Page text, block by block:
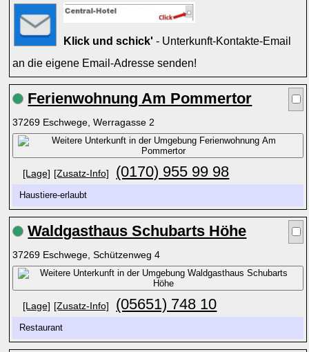
Klick und schick' - Unterkunft-Kontakte-Email
an die eigene Email-Adresse senden!
Ferienwohnung Am Pommertor
37269 Eschwege, Werragasse 2
[Lage] [Zusatz-Info] (0170) 955 99 98
Haustiere-erlaubt
Waldgasthaus Schubarts Höhe
37269 Eschwege, Schützenweg 4
[Lage] [Zusatz-Info] (05651) 748 10
Restaurant